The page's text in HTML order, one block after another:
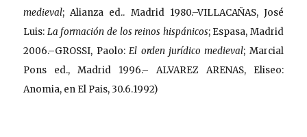
medieval; Alianza ed.. Madrid 1980.–VILLACAÑAS, José
Luis: La formación de los reinos hispánicos; Espasa, Madrid
2006.–GROSSI, Paolo:El orden jurídico medieval; Marcial
Pons ed., Madrid 1996.– ALVAREZ ARENAS, Eliseo:
Anomia, en El Pais, 30.6.1992)